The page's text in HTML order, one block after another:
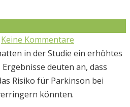
Keine Kommentare
in der Studie ein erhöhtes
deuten an, dass
Risiko für Parkinson bei
könnten.